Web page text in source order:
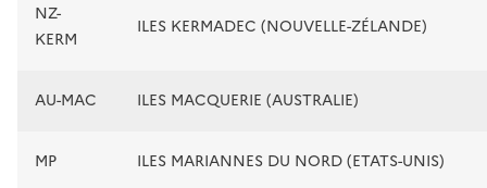
NZ-
KERM
ILES KERMADEC (NOUVELLE-ZÉLANDE)
AU-MAC ILES MACQUERIE (AUSTRALIE)
MP ILES MARIANNES DU NORD (ETATS-UNIS)